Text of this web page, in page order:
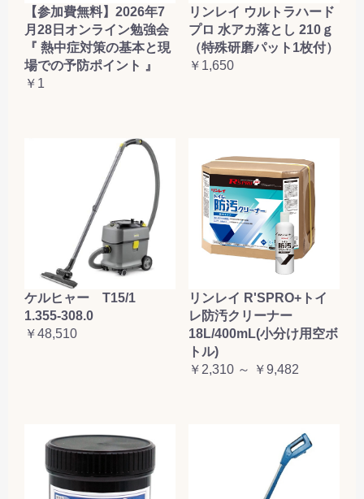
【参加費無料】2026年7
月28日オンライン勉強会
『 熱中症対策の基本と現
場での予防ポイント 』
￥1
リンレイ ウルトラハード
プロ 水アカ落とし 210ｇ
（特殊研磨パット1枚付）
￥1,650
ケルヒャー T15/1
1.355-308.0
￥48,510
リンレイ R'SPRO+トイ
レ防汚クリーナー
18L/400mL(小分け用空ボ
トル)
￥2,310 ～ ￥9,482